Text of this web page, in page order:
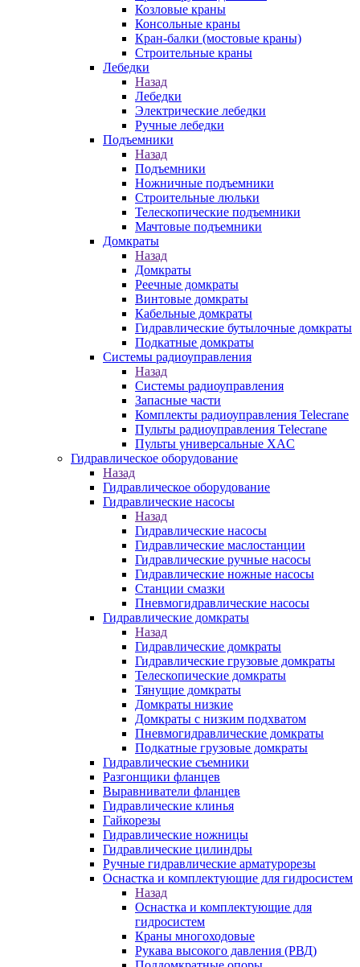
Козловые краны
Консольные краны
Кран-балки (мостовые краны)
Строительные краны
Лебедки
Назад
Лебедки
Электрические лебедки
Ручные лебедки
Подъемники
Назад
Подъемники
Ножничные подъемники
Строительные люльки
Телескопические подъемники
Мачтовые подъемники
Домкраты
Назад
Домкраты
Реечные домкраты
Винтовые домкраты
Кабельные домкраты
Гидравлические бутылочные домкраты
Подкатные домкраты
Системы радиоуправления
Назад
Системы радиоуправления
Запасные части
Комплекты радиоуправления Telecrane
Пульты радиоуправления Telecrane
Пульты универсальные XAC
Гидравлическое оборудование
Назад
Гидравлическое оборудование
Гидравлические насосы
Назад
Гидравлические насосы
Гидравлические маслостанции
Гидравлические ручные насосы
Гидравлические ножные насосы
Станции смазки
Пневмогидравлические насосы
Гидравлические домкраты
Назад
Гидравлические домкраты
Гидравлические грузовые домкраты
Телескопические домкраты
Тянущие домкраты
Домкраты низкие
Домкраты с низким подхватом
Пневмогидравлические домкраты
Подкатные грузовые домкраты
Гидравлические съемники
Разгонщики фланцев
Выравниватели фланцев
Гидравлические клинья
Гайкорезы
Гидравлические ножницы
Гидравлические цилиндры
Ручные гидравлические арматурорезы
Оснастка и комплектующие для гидросистем
Назад
Оснастка и комплектующие для
гидросистем
Краны многоходовые
Рукава высокого давления (РВД)